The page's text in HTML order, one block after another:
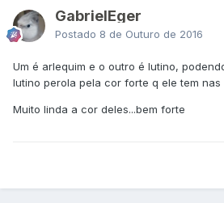
GabrielEger
Postado 8 de Outuro de 2016
Um é arlequim e o outro é lutino,
lutino perola pela cor forte q ele tem nas
Muito linda a cor deles...bem forte